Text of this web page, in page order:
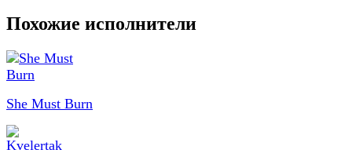
Похожие исполнители
She Must Burn